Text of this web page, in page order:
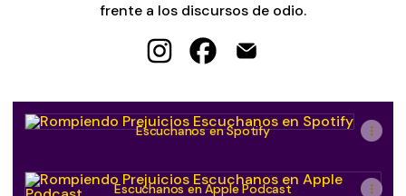
frente a los discursos de odio.
Escuchanos en Spotify
Escuchanos en Spotify
Escuchanos en Apple Podcast